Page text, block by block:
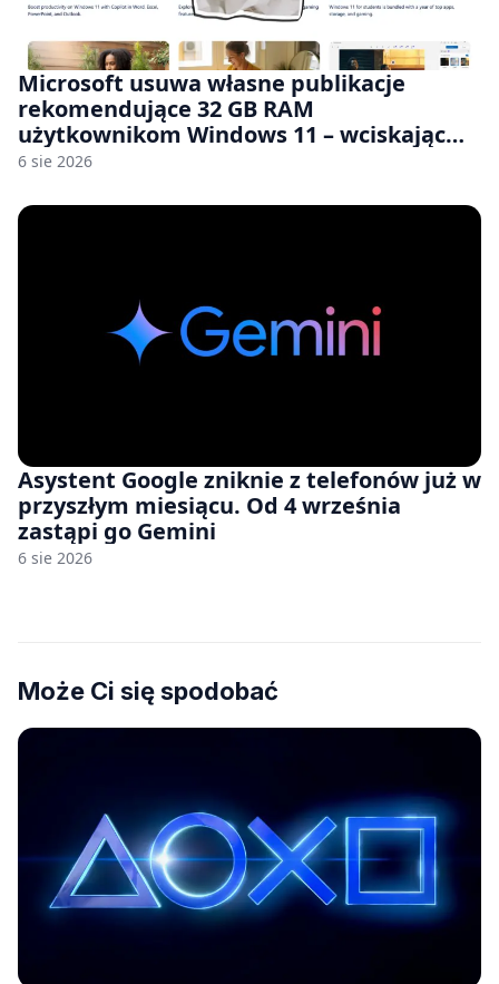
Microsoft usuwa własne publikacje
rekomendujące 32 GB RAM
użytkownikom Windows 11 – wciskając
nam przy tym komputery z 8 GB RAM po
6 sie 2026
Asystent Google zniknie z telefonów już w
przyszłym miesiącu. Od 4 września
zastąpi go Gemini
6 sie 2026
Może Ci się spodobać